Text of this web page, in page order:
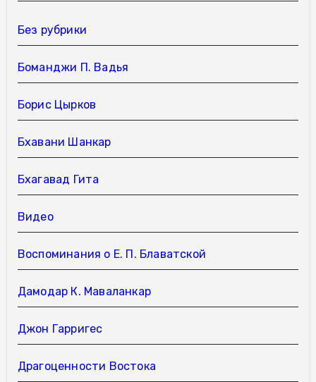
Без рубрики
Боманджи П. Вадья
Борис Цырков
Бхавани Шанкар
Бхагавад Гита
Видео
Воспоминания о Е. П. Блаватской
Дамодар К. Маваланкар
Джон Гарригес
Драгоценности Востока